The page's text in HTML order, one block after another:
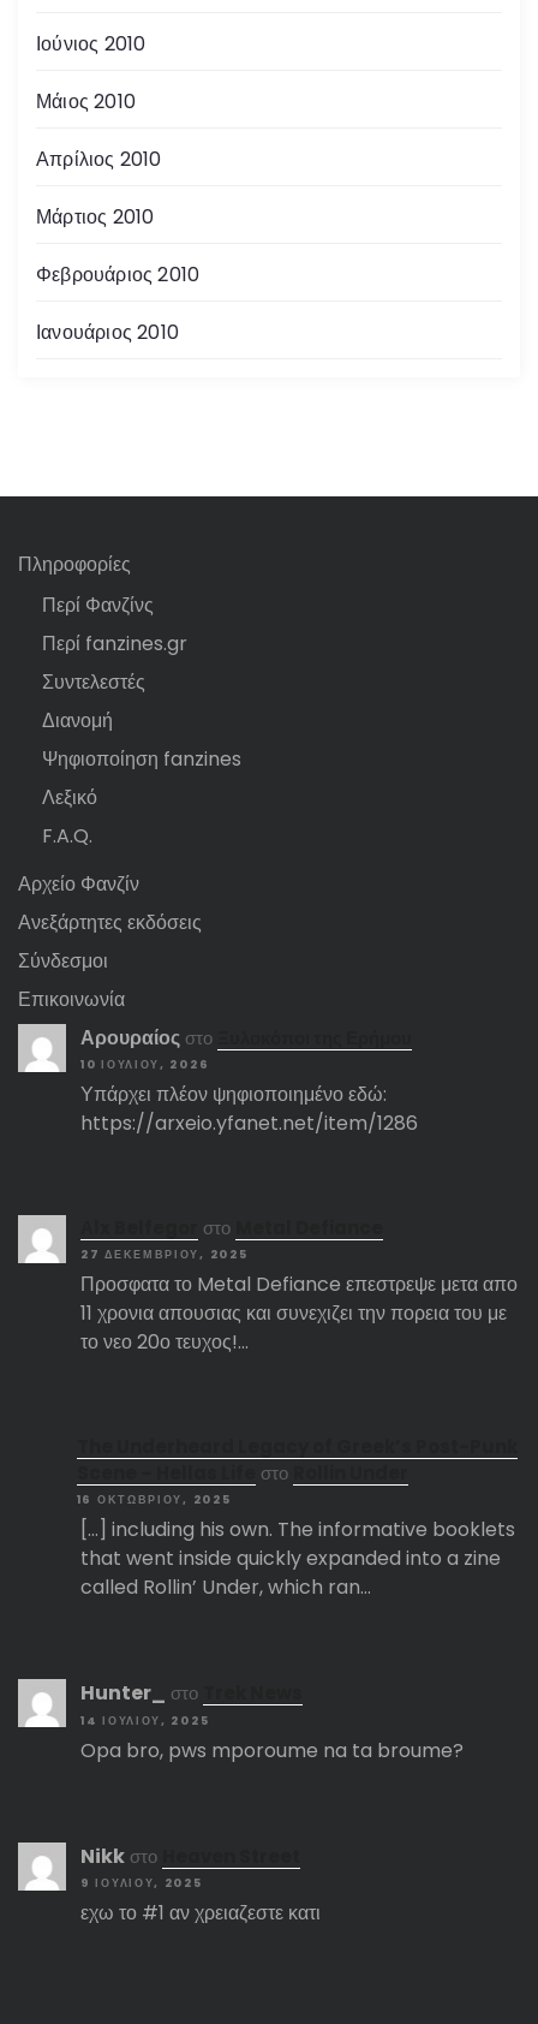
Ιούνιος 2010
Μάιος 2010
Απρίλιος 2010
Μάρτιος 2010
Φεβρουάριος 2010
Ιανουάριος 2010
Πληροφορίες
Περί Φανζίνς
Περί fanzines.gr
Συντελεστές
Διανομή
Ψηφιοποίηση fanzines
Λεξικό
F.A.Q.
Αρχείο Φανζίν
Ανεξάρτητες εκδόσεις
Σύνδεσμοι
Επικοινωνία
Αρουραίος στο
10 ΙΟΥΛΊΟΥ, 2026
Υπάρχει πλέον ψηφιοποιημένο εδώ:
https://arxeio.yfanet.net/item/1286
στο
27 ΔΕΚΕΜΒΡΊΟΥ, 2025
Προσφατα το Metal Defiance επεστρεψε μετα απο
11 χρονια απουσιας και συνεχιζει την πορεια του με
το νεο 20ο τευχος!…
στο
16 ΟΚΤΩΒΡΊΟΥ, 2025
[…] including his own. The informative booklets
that went inside quickly expanded into a zine
called Rollin’ Under, which ran…
Hunter_ στο
14 ΙΟΥΛΊΟΥ, 2025
Opa bro, pws mporoume na ta broume?
Nikk στο
9 ΙΟΥΛΊΟΥ, 2025
εχω το #1 αν χρειαζεστε κατι